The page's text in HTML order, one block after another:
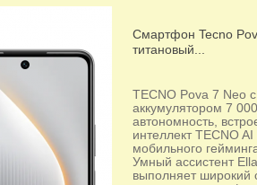
Смартфон Tecno
титановый...
TECNO Pova 7 Neo
аккумулятором 7
автономность,
интеллект TECNO
мобильного
Умный ассистент
выполняет широкий